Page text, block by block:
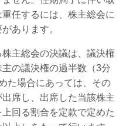
任するには、株主総会に
あります。
主総会の決議は、議決権
の議決権の過半数（3分
た場合にあっては、その
席し、出席した当該株主
回る割合を定款で定めた